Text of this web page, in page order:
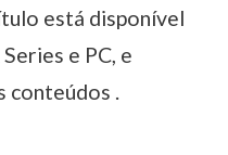
está disponível
e PC, e
conteúdos .